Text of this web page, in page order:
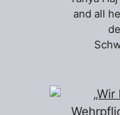
and all